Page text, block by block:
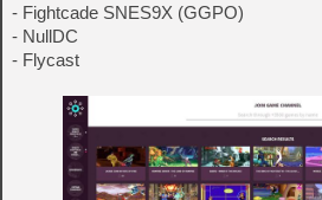
- Fightcade SNES9X (GGPO)
- NullDC
- Flycast